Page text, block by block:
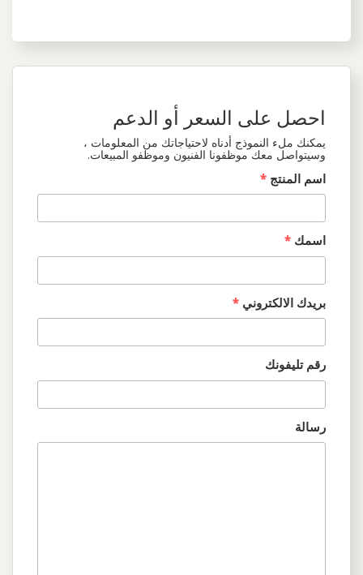
احصل على السعر أو الدعم
يمكنك ملء النموذج أدناه لاحتياجاتك من المعلومات ،
وسيتواصل معك موظفونا الفنيون وموظفو المبيعات.
اسم المنتج *
اسمك *
بريدك الالكتروني *
رقم تليفونك
رسالة